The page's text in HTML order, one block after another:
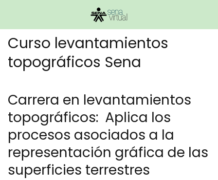
Curso levantamientos
topográficos Sena
Carrera en levantamientos
topográficos: Aplica los
procesos asociados a la
representación gráfica de las
superficies terrestres